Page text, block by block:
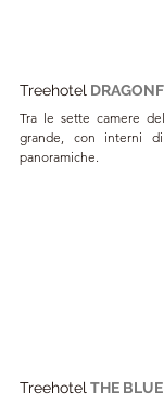
Treehotel
Tra le sette camere
grande, con interni
panoramiche.
Treehotel THE